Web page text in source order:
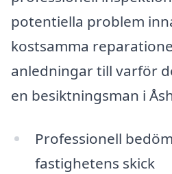
potentiella problem
kostsamma
anledningar till varför
en besiktningsman i
Professionell
fastighetens skick